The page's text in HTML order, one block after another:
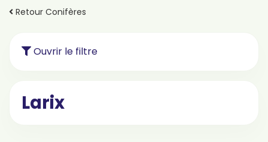
Retour Conifères
Ouvrir le filtre
Larix